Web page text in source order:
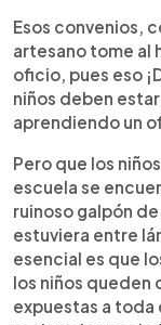
Esos convenios,
artesano tome al
oficio, pues eso
niños deben
aprendiendo un
Pero que los
escuela se
ruinoso galpón
estuviera entre
esencial es que
los niños queden
expuestas a toda